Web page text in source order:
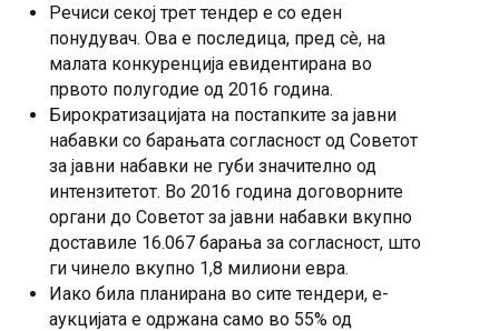
Речиси секој трет тендер е со еден
понудувач. Ова е последица, пред сè, на
малата конкуренција евидентирана во
првото полугодие од 2016 година.
Бирократизацијата на постапките за јавни
набавки со барањата согласност од Советот
за јавни набавки не губи значително од
интензитетот. Во 2016 година договорните
органи до Советот за јавни набавки вкупно
доставиле 16.067 барања за согласност, што
ги чинело вкупно 1,8 милиони евра.
Иако била планирана во сите тендери, е-
аукцијата е одржана само во 55% од